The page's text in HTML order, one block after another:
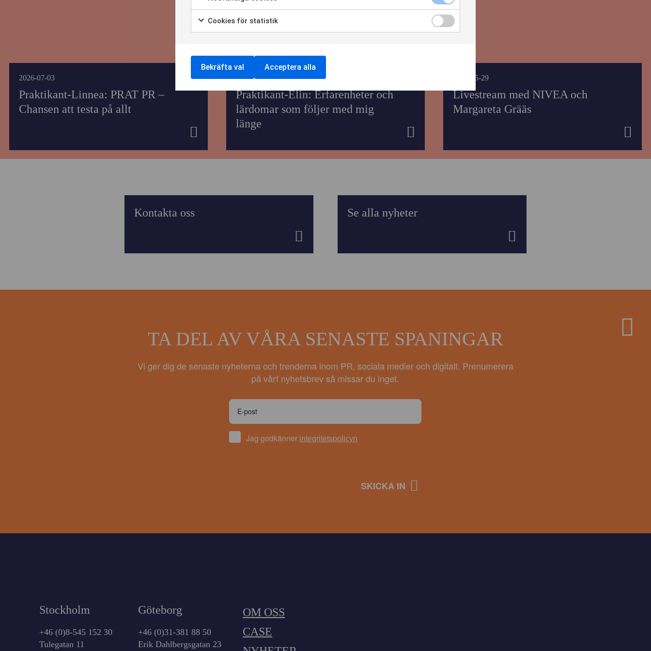
OM OSS
KONTAKTA OSS
2026-07-03
Praktikant-Linnea: PRAT PR –
Chansen att testa på allt
2026-06-29
Praktikant-Elin: Erfarenheter och
lärdomar som följer med mig
länge
2026-05-29
Livestream med NIVEA och
Margareta Grääs
Kontakta oss Se alla nyheter
TA DEL AV VÅRA SENASTE SPANINGAR
Vi ger dig de senaste nyheterna och trenderna inom PR, sociala medier och digitalt. Prenumerera
på vårt nyhetsbrev så missar du inget.
Jag godkänner integritetspolicyn
Stockholm
+46 (0)8-545 152 30
Tulegatan 11
Göteborg
+46 (0)31-381 88 50
Erik Dahlbergsgatan 23
OM OSS
CASE
Cookies för statistik
Bekräfta val Acceptera alla